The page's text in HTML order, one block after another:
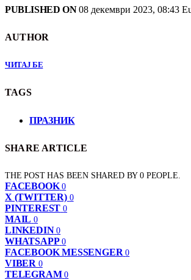
PUBLISHED ON08 декември 2023, 08:43
AUTHOR
ЧИТАЈ БЕ
TAGS
ПРАЗНИК
SHARE ARTICLE
THE POST HAS BEEN SHARED BY0 PEOPLE.
FACEBOOK 0
X (TWITTER) 0
PINTEREST 0
MAIL 0
LINKEDIN 0
WHATSAPP 0
FACEBOOK MESSENGER 0
VIBER 0
TELEGRAM 0